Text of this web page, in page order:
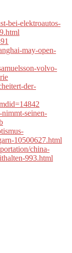
bei-elektroautos-
may-open-
volvo-
der-
seinen-
10500627.html
china-
993.html